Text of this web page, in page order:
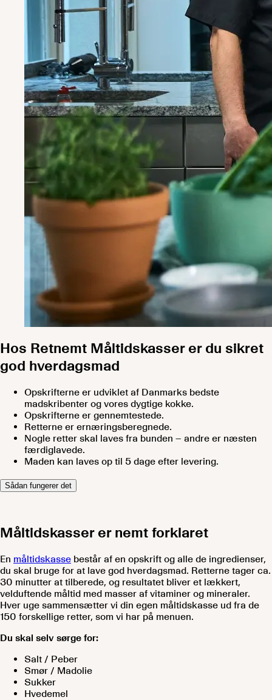
Hos Retnemt Måltidskasser er du sikret
god hverdagsmad
Opskrifterne er udviklet af Danmarks bedste
madskribenter og vores dygtige kokke.
Opskrifterne er gennemtestede.
Retterne er ernæringsberegnede.
Nogle retter skal laves fra bunden – andre er næsten
færdiglavede.
Maden kan laves op til 5 dage efter levering.
Sådan fungerer det
Måltidskasser er nemt forklaret
En måltidskasse består af en opskrift og alle de ingredienser,
du skal bruge for at lave god hverdagsmad. Retterne tager ca.
30 minutter at tilberede, og resultatet bliver et lækkert,
velduftende måltid med masser af vitaminer og mineraler.
Hver uge sammensætter vi din egen måltidskasse ud fra de
150 forskellige retter, som vi har på menuen.
Du skal selv sørge for:
Salt / Peber
Smør / Madolie
Sukker
Hvedemel